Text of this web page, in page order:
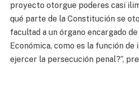
proyecto otorgue poderes casi
qué parte de la Constitución se
facultad a un órgano encargado
Económica, como es la función
ejercer la persecución penal?”,